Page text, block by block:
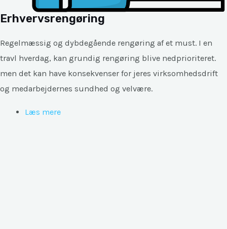
Erhvervsrengøring
Regelmæssig og dybdegående rengøring af et must. I en
travl hverdag, kan grundig rengøring blive nedprioriteret.
men det kan have konsekvenser for jeres virksomhedsdrift
og medarbejdernes sundhed og velvære.
Læs mere